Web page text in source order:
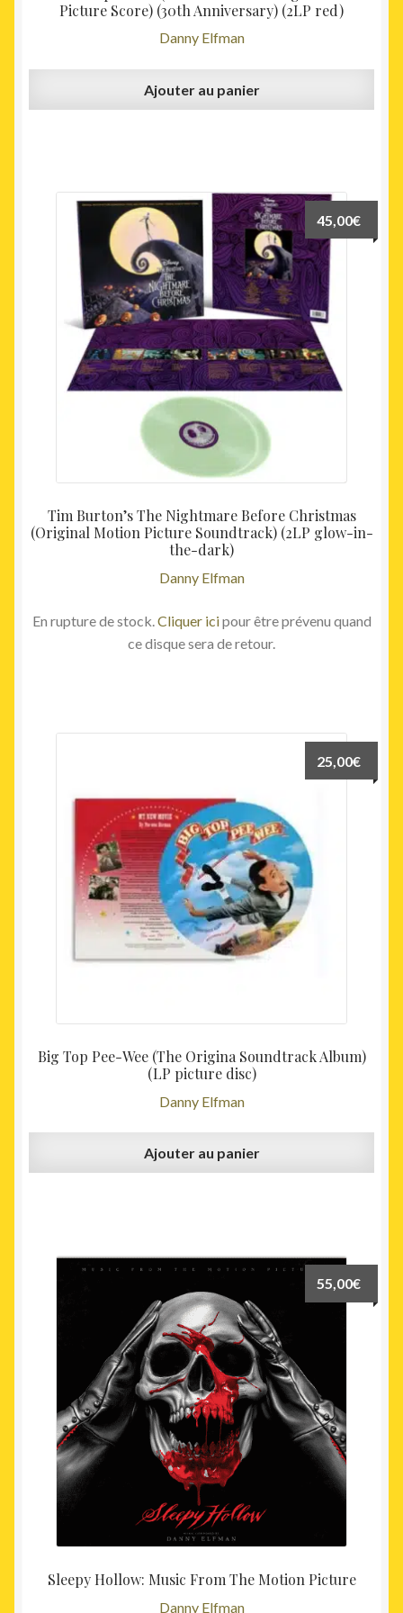
Picture Score) (30th Anniversary) (2LP red)
Danny Elfman
Ajouter au panier
Tim Burton’s The Nightmare Before Christmas
(Original Motion Picture Soundtrack) (2LP glow-in-
the-dark)
Danny Elfman
45,00€
En rupture de stock. Cliquer icipour être prévenu quand
ce disque sera de retour.
Big Top Pee-Wee (The Origina Soundtrack Album)
(LP picture disc)
Danny Elfman
25,00€
Ajouter au panier
Sleepy Hollow: Music From The Motion Picture
Danny Elfman
55,00€